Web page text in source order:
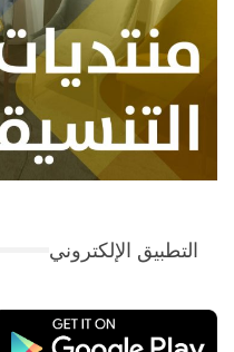
التطبيق الإلكتروني